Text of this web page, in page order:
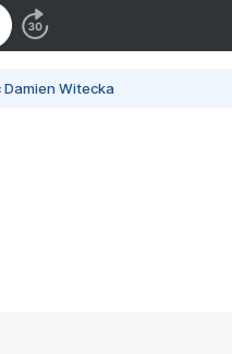
Witecka